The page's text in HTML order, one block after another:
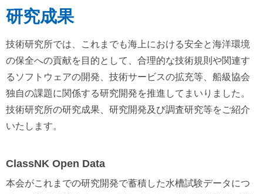
研究成果
技術研究所では、これまでも海上における安全と海洋環境
の保全への貢献を目的として、合理的な技術規則や関連す
るソフトウェアの開発、技術サービスの拡充等、船級協会
独自の課題に関係する研究開発を推進してまいりました。
技術研究所の研究成果、研究開発及び調査研究等をご紹介
いたします。
ClassNK Open Data
本会がこれまでの研究開発で蓄積した水槽試験データにつ